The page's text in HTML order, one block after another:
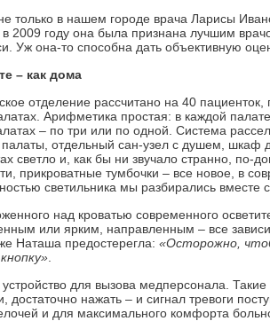
только в нашем городе врача Ларисы
2009 году она была признана лучшим
Уж она-то способна дать объективную
– как дома
отделение рассчитано на 40
Арифметика простая: в каждой
– по три или по одной. Система
палаты, отдельный сан-узел с душем, шкаф
светло и, как бы ни звучало странно, по-
прикроватные тумбочки – все новое, в
светильника мы разбирались вместе
над кроватью современного
или ярким, направленным – все
Наташа предостерегла: «Осторожно,
для вызова медперсонала. Такие
достаточно нажать – и сигнал тревоги
и для максимального комфорта